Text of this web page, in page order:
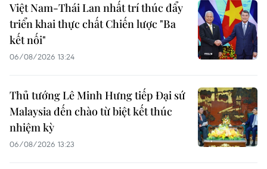
Việt Nam-Thái Lan nhất trí thúc đẩy
triển khai thực chất Chiến lược "Ba
kết nối"
06/08/2026 13:24
Thủ tướng Lê Minh Hưng tiếp Đại sứ
Malaysia đến chào từ biệt kết thúc
nhiệm kỳ
06/08/2026 13:23